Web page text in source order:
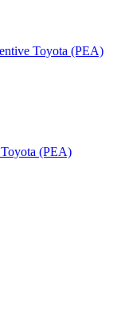
Toyota (PEA)
(PEA)